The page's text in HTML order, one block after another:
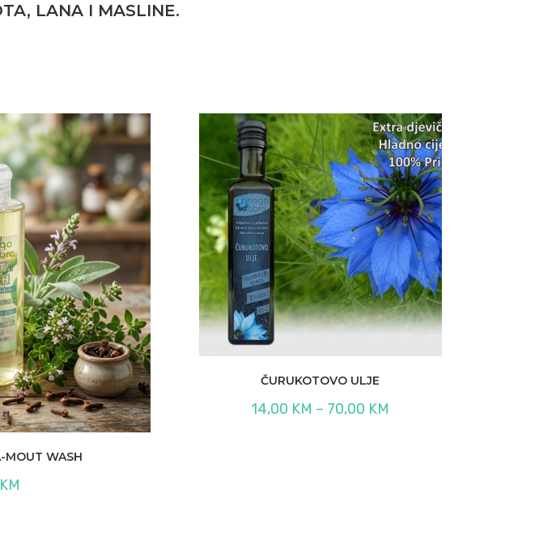
LANA I MASLINE.
MOUT WASH
KM
ČURUKOTOVO ULJE
14,00 KM – 70,00 KM